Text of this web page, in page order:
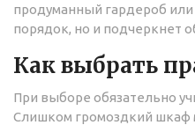
продуманный гардероб или
порядок, но и подчеркнет
Как выбрать
При выборе обязательно
Слишком громоздкий шкаф